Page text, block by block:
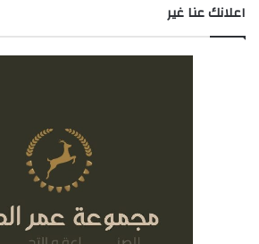
اعلانك عنا غير